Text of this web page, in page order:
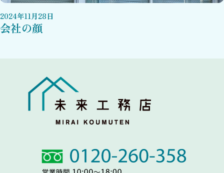
2024年11月28日
会社の顔
Link